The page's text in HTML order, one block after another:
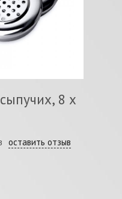
8 х
оставить отзыв